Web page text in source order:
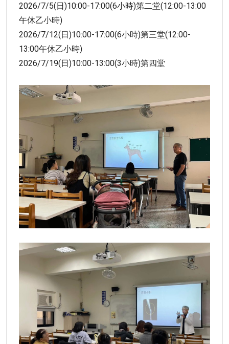
2026/7/5(日)10:00-17:00(6小時)第二堂(12:00-13:00
午休乙小時)
2026/7/12(日)10:00-17:00(6小時)第三堂(12:00-
13:00午休乙小時)
2026/7/19(日)10:00-13:00(3小時)第四堂